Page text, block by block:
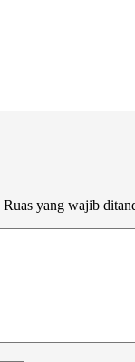
Ruas yang wajib